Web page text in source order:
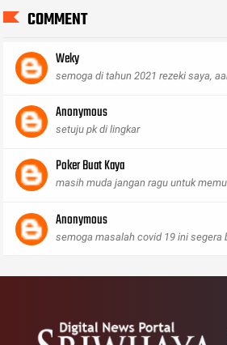
COMMENT
Weky
semoga di tahun 2021 rezeki saya,
Anonymous
setuju pk di lingkar
Poker Buat Kaya
masih muda jangan ragu untuk
Anonymous
semoga masalah covid 19 ini segera